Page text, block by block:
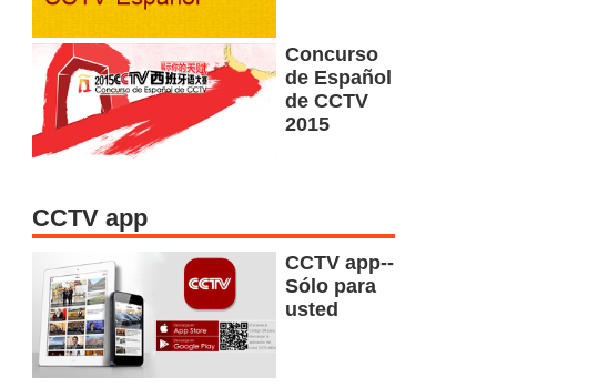
Concurso
de Español
de CCTV
2015
CCTV app
CCTV app--
Sólo para
usted